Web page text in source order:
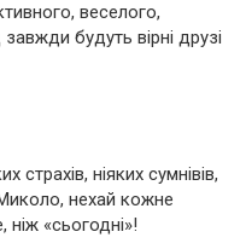
веселого,
будуть вірні друзі
ніяких сумнівів,
нехай кожне
«сьогодні»!